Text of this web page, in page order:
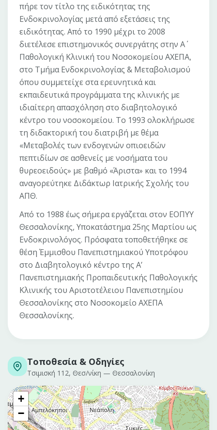
πήρε τον τίτλο της ειδικότητας της
Ενδοκρινολογίας μετά από εξετάσεις της
ειδικότητας. Από το 1990 μέχρι το 2008
διετέλεσε επιστημονικός συνεργάτης στην Α΄
Παθολογική Κλινική του Νοσοκομείου ΑΧΕΠΑ,
στο Τμήμα Ενδοκρινολογίας & Μεταβολισμού
όπου συμμετείχε στα ερευνητικά και
εκπαιδευτικά προγράμματα της κλινικής με
ιδιαίτερη απασχόληση στο διαβητολογικό
κέντρο του νοσοκομείου. Το 1993 ολοκλήρωσε
τη διδακτορική του διατριβή με θέμα
«Μεταβολές των ενδογενών οπιοειδών
πεπτιδίων σε ασθενείς με νοσήματα του
θυρεοειδούς» με βαθμό «Άριστα» και το 1994
αναγορεύτηκε Διδάκτωρ Ιατρικής Σχολής του
ΑΠΘ.
Από το 1988 έως σήμερα εργάζεται στον ΕΟΠΥΥ
Θεσσαλονίκης, Υποκατάστημα 25ης Μαρτίου ως
Ενδοκρινολόγος. Πρόσφατα τοποθετήθηκε σε
θέση Έμμισθου Πανεπιστημιακού Υποτρόφου
στο Διαβητολογικό κέντρο της Α’
Πανεπιστημιακής Προπαιδευτικής Παθολογικής
Κλινικής του Αριστοτέλειου Πανεπιστημίου
Θεσσαλονίκης στο Νοσοκομείο ΑΧΕΠΑ
Θεσσαλονίκης.
Τοποθεσία & Οδηγίες
Τσιμισκή 112, Θεσ/νίκη — Θεσσαλονίκη
+
−